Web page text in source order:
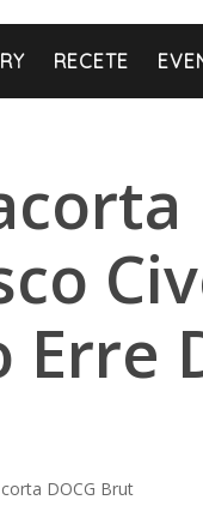
RECETE
Erre
DOCG Brut